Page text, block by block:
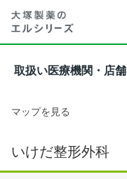
取扱い医療機関・店舗
マップを見る
いけだ整形外科